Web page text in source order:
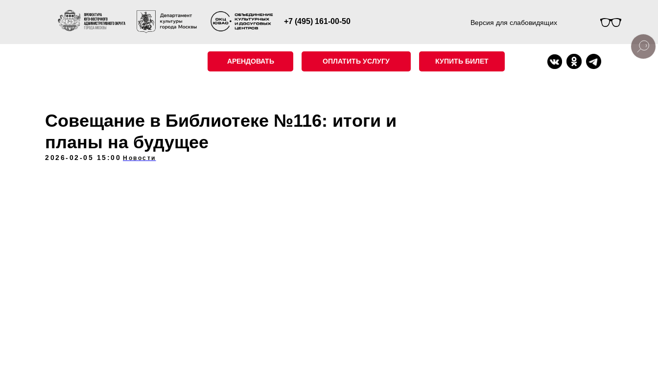
Версия для слабовидящих
+7 (495) 161-00-50
КУПИТЬ БИЛЕТ
АРЕНДОВАТЬ ОПЛАТИТЬ УСЛУГУ
Совещание в Библиотеке №116: итоги и
планы на будущее
2026-02-05 15:00 Новости